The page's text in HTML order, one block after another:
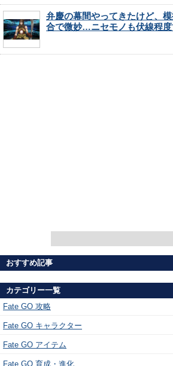
弁慶の幕間やってきたけど、
合で微妙…ニセモノも伏線程
おすすめ記事
カテゴリー一覧
Fate GO 攻略
Fate GO キャラクター
Fate GO アイテム
Fate GO 育成・進化